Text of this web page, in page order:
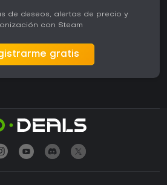
de deseos, alertas de precio y
con Steam
gratis